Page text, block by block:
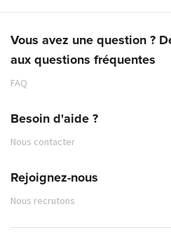
Vous avez une question ?
aux questions fréquentes
FAQ
Besoin d'aide ?
Nous contacter
Rejoignez-nous
Nous recrutons